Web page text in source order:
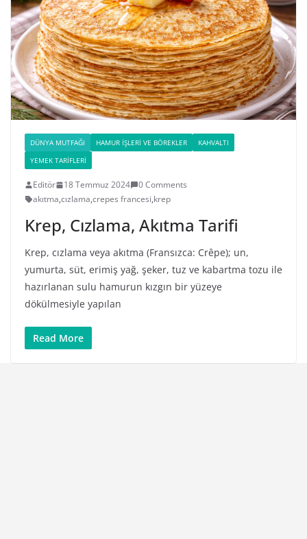
DÜNYA MUTFAĞI HAMUR İŞLERI VE BÖREKLER
KAHVALTI
YEMEK TARIFLERI
Editör 18 Temmuz 2024
0 Comments
akıtma,cızlama,crepes francesi,krep
Krep, Cızlama, Akıtma Tarifi
Krep, cızlama veya akıtma (Fransızca: Crêpe); un,
yumurta, süt, erimiş yağ, şeker, tuz ve kabartma tozu ile
hazırlanan sulu hamurun kızgın bir yüzeye
dökülmesiyle yapılan
Read More